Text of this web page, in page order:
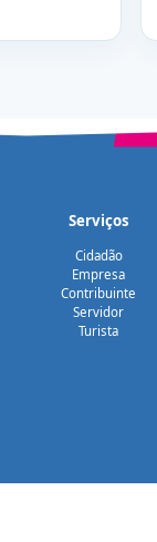
Serviços
Cidadão
Empresa
Contribuinte
Servidor
Turista